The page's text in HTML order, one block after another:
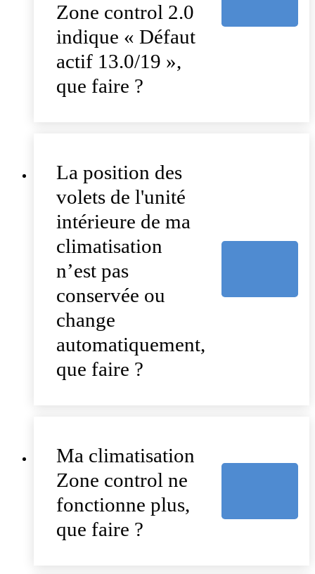
Zone control 2.0
indique « Défaut
actif 13.0/19 »,
que faire ?
La position des
volets de l'unité
intérieure de ma
climatisation
n’est pas
conservée ou
change
automatiquement,
que faire ?
Ma climatisation
Zone control ne
fonctionne plus,
que faire ?